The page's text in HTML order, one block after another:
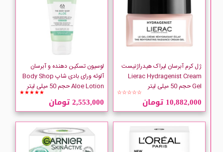
AURA CHAKE
AVENE
Bernard Cassiere
Clinique
CLIVEN
COCOla
ژل کرم آبرسان لیراک هیدراژنیست
Lierac Hydragenist Cream
Gel حجم 50 میلی لیتر
☆☆☆☆☆
10,882,000 تومان
لوسیون تسکین دهنده و آبرسان
آلوئه ورای بادی شاپ Body Shop
Aloe Lotion حجم 50 میلی لیتر
★★★★★
2,553,000 تومان